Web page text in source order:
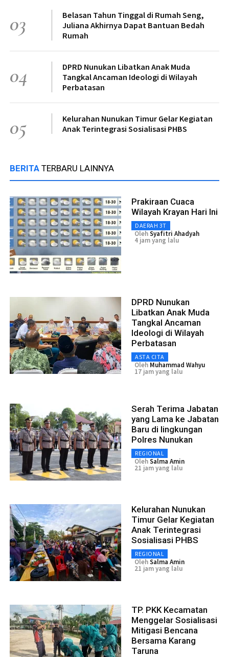
03
Belasan Tahun Tinggal di Rumah Seng,
Juliana Akhirnya Dapat Bantuan Bedah
Rumah
04
DPRD Nunukan Libatkan Anak Muda
Tangkal Ancaman Ideologi di Wilayah
Perbatasan
05
Kelurahan Nunukan Timur Gelar Kegiatan
Anak Terintegrasi Sosialisasi PHBS
BERITA TERBARU LAINNYA
Prakiraan Cuaca
Wilayah Krayan Hari Ini
DAERAH 3T
OlehSyafitri Ahadyah
4 jam yang lalu
DPRD Nunukan
Libatkan Anak Muda
Tangkal Ancaman
Ideologi di Wilayah
Perbatasan
ASTA CITA
Oleh Muhammad Wahyu
17 jam yang lalu
Serah Terima Jabatan
yang Lama ke Jabatan
Baru di lingkungan
Polres Nunukan
REGIONAL
OlehSalma Amin
21 jam yang lalu
Kelurahan Nunukan
Timur Gelar Kegiatan
Anak Terintegrasi
Sosialisasi PHBS
REGIONAL
OlehSalma Amin
21 jam yang lalu
TP. PKK Kecamatan
Menggelar Sosialisasi
Mitigasi Bencana
Bersama Karang
Taruna